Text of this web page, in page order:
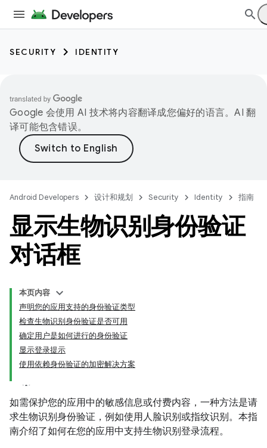
SECURITY IDENTITY
Google 会使用 AI 技术将内容翻译成您偏好的语言。AI 翻
译可能包含错误。
Android Developers 设计和规划 Security Identity 指南
显示生物识别身份验证
对话框
本页内容
声明您的应用支持的身份验证类型
检查生物识别身份验证是否可用
确定用户是如何进行的身份验证
显示登录提示
使用依赖身份验证的加密解决方案
如需保护您的应用中的敏感信息或付费内容，一种方法是请
求生物识别身份验证，例如使用人脸识别或指纹识别。本指
南介绍了如何在您的应用中支持生物识别登录流程。